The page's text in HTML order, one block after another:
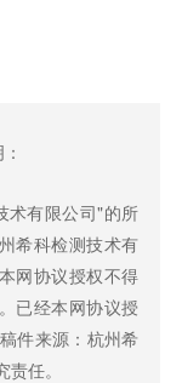
术有限公司"的所
希科检测技术有
网协议授权不得
已经本网协议授
件来源：杭州希
任。